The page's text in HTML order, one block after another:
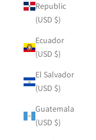
Republic
(USD $)
Ecuador
(USD $)
El Salvador
(USD $)
Guatemala
(USD $)